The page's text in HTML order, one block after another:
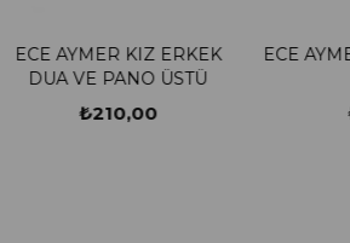
ECE AYMER PARMAK ARASI
TERLİK